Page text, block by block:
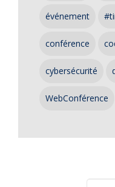
événement
conférence
cybersécurité
WebConférence